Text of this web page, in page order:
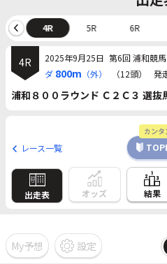
4R 5R 6R
4R 2025年9月25日 第6回 浦和競
ダ 800m （外） （12頭） 発
浦和８００ラウンド Ｃ２Ｃ３ 選抜
レース一覧
カンタ
出走表 オッズ 結果
My予想 設定